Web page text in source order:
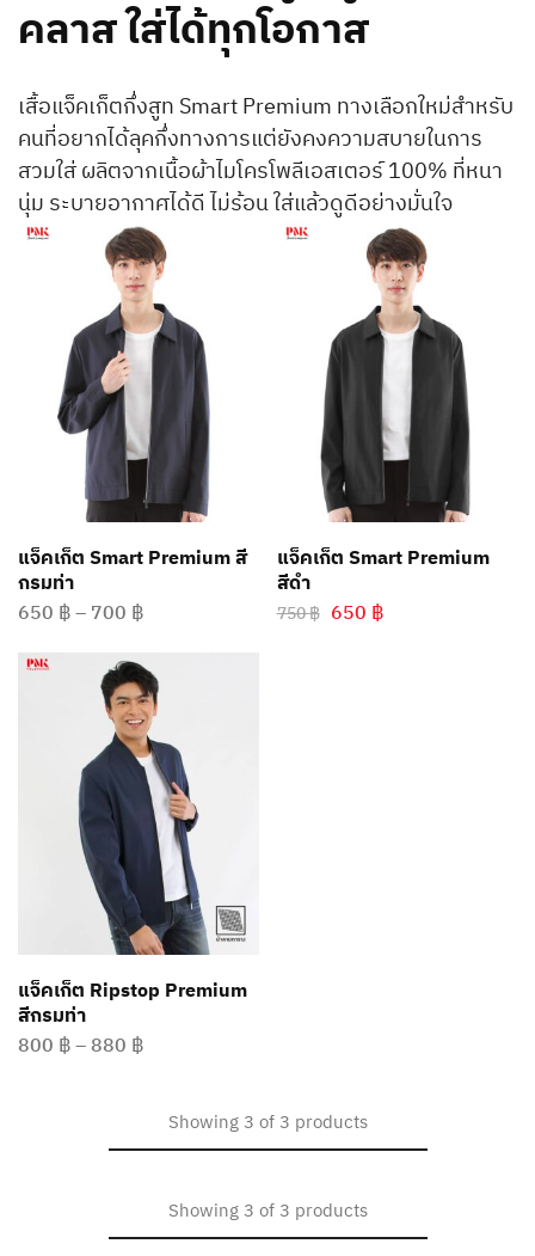
คลาส ใส่ได้ทุกโอกาส
เสื้อแจ็คเก็ตกึ่งสูท Smart Premium ทางเลือกใหม่สำหรับ
คนที่อยากได้ลุคกึ่งทางการแต่ยังคงความสบายในการ
สวมใส่ ผลิตจากเนื้อผ้าไมโครโพลีเอสเตอร์ 100% ที่หนา
นุ่ม ระบายอากาศได้ดี ไม่ร้อน ใส่แล้วดูดีอย่างมั่นใจ
แจ็คเก็ต Smart Premium สี
กรมท่า
650 ฿–700 ฿
แจ็คเก็ต Smart Premium
สีดำ
750฿ 650 ฿
แจ็คเก็ต Ripstop Premium
สีกรมท่า
800 ฿–880 ฿
Showing3 of 3 products
Showing3 of 3 products